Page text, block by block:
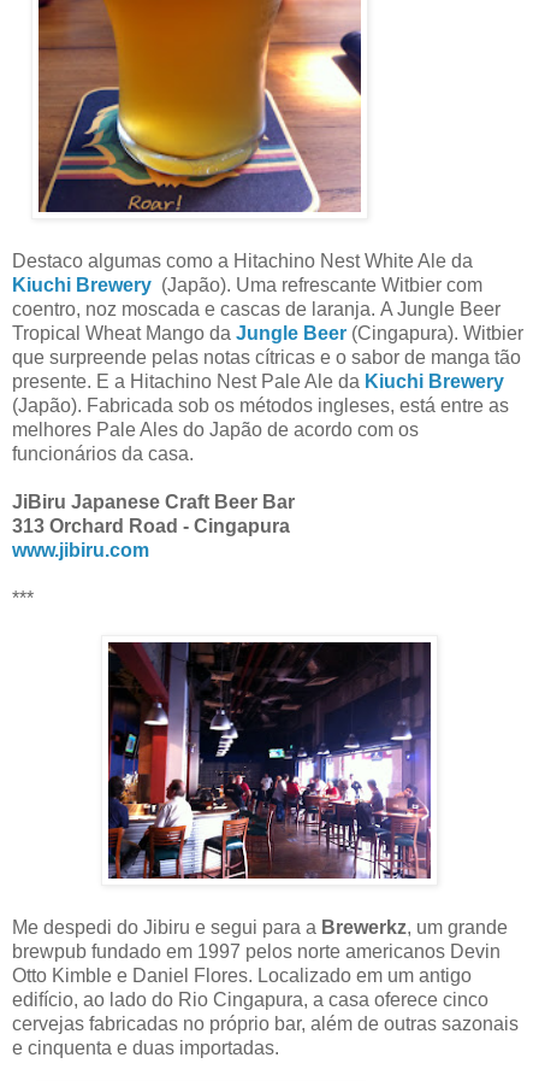
Destaco algumas como a Hitachino Nest White Ale da
Kiuchi Brewery (Japão). Uma refrescante Witbier com
coentro, noz moscada e cascas de laranja. A Jungle Beer
Tropical Wheat Mango da Jungle Beer (Cingapura). Witbier
que surpreende pelas notas cítricas e o sabor de manga tão
presente. E a Hitachino Nest Pale Ale da Kiuchi Brewery
(Japão). Fabricada sob os métodos ingleses, está entre as
melhores Pale Ales do Japão de acordo com os
funcionários da casa.
JiBiru Japanese Craft Beer Bar
313 Orchard Road - Cingapura
www.jibiru.com
***
Me despedi do Jibiru e segui para a Brewerkz, um grande
brewpub fundado em 1997 pelos norte americanos Devin
Otto Kimble e Daniel Flores. Localizado em um antigo
edifício, ao lado do Rio Cingapura, a casa oferece cinco
cervejas fabricadas no próprio bar, além de outras sazonais
e cinquenta e duas importadas.